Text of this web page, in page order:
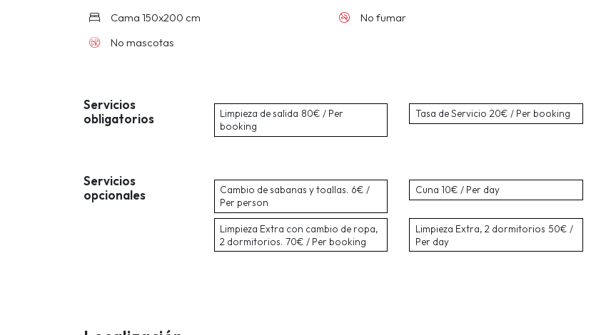
Cama 150x200 cm
No fumar
No mascotas
Servicios
obligatorios
Limpieza de salida 80€ / Per
booking
Tasa de Servicio 20€ / Per booking
Servicios
opcionales
Cambio de sabanas y toallas. 6€ /
Per person
Cuna 10€ / Per day
Limpieza Extra con cambio de ropa,
2 dormitorios. 70€ / Per booking
Limpieza Extra, 2 dormitorios 50€ /
Per day